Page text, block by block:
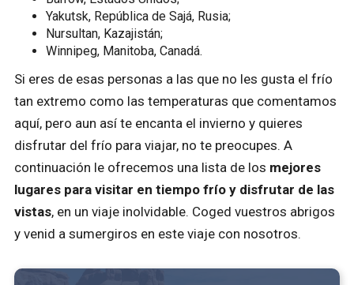
Yakutsk, República de Sajá, Rusia;
Nursultan, Kazajistán;
Winnipeg, Manitoba, Canadá.
Si eres de esas personas a las que no les gusta el frío
tan extremo como las temperaturas que comentamos
aquí, pero aun así te encanta el invierno y quieres
disfrutar del frío para viajar, no te preocupes. A
continuación le ofrecemos una lista de los mejores
lugares para visitar en tiempo frío y disfrutar de las
vistas, en un viaje inolvidable. Coged vuestros abrigos
y venid a sumergiros en este viaje con nosotros.